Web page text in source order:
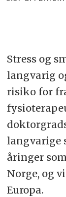
Stress og
langvarig
risiko for
langvarige
åringer
Norge, og
Europa.